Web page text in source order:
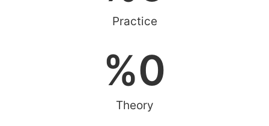
Practice
Theory
0
%